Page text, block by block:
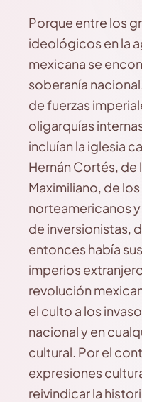
Porque entre los
ideológicos en la
mexicana se
soberanía
de fuerzas
oligarquías
incluían la iglesia
Hernán Cortés,
Maximiliano, de
norteamericanos
de inversionistas,
entonces había
imperios
revolución
el culto a los
nacional y en
cultural. Por el
expresiones
reivindicar la